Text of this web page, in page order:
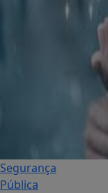
Segurança
Pública